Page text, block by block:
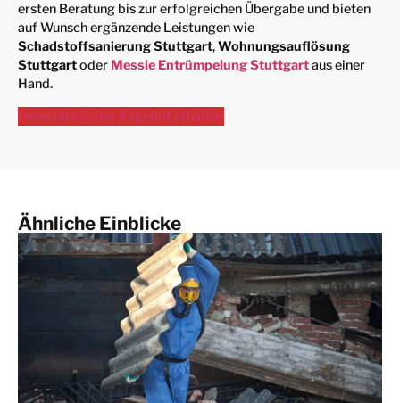
ersten Beratung bis zur erfolgreichen Übergabe und bieten
auf Wunsch ergänzende Leistungen wie
Schadstoffsanierung Stuttgart,Wohnungsauflösung
Stuttgartoder Messie Entrümpelung Stuttgartaus einer
Hand.
Unverbindliches Angebot erhalten
Ähnliche Einblicke